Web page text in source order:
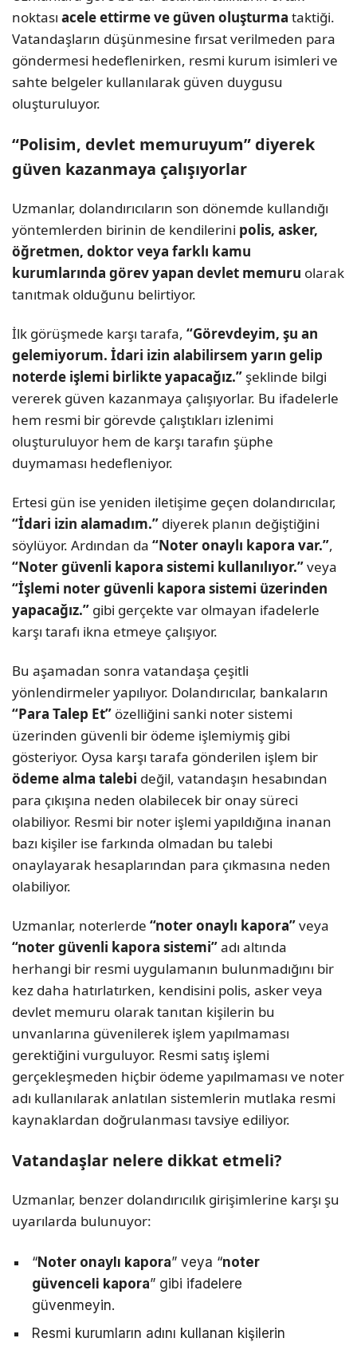
noktası acele ettirme ve güven oluşturma taktiği.
Vatandaşların düşünmesine fırsat verilmeden para
göndermesi hedeflenirken, resmi kurum isimleri ve
sahte belgeler kullanılarak güven duygusu
oluşturuluyor.
“Polisim, devlet memuruyum” diyerek
güven kazanmaya çalışıyorlar
Uzmanlar, dolandırıcıların son dönemde kullandığı
yöntemlerden birinin de kendilerini polis, asker,
öğretmen, doktor veya farklı kamu
kurumlarında görev yapan devlet memuru olarak
tanıtmak olduğunu belirtiyor.
İlk görüşmede karşı tarafa, “Görevdeyim, şu an
gelemiyorum. İdari izin alabilirsem yarın gelip
noterde işlemi birlikte yapacağız.” şeklinde bilgi
vererek güven kazanmaya çalışıyorlar. Bu ifadelerle
hem resmi bir görevde çalıştıkları izlenimi
oluşturuluyor hem de karşı tarafın şüphe
duymaması hedefleniyor.
Ertesi gün ise yeniden iletişime geçen dolandırıcılar,
“İdari izin alamadım.” diyerek planın değiştiğini
söylüyor. Ardından da “Noter onaylı kapora var.”,
“Noter güvenli kapora sistemi kullanılıyor.”veya
“İşlemi noter güvenli kapora sistemi üzerinden
yapacağız.” gibi gerçekte var olmayan ifadelerle
karşı tarafı ikna etmeye çalışıyor.
Bu aşamadan sonra vatandaşa çeşitli
yönlendirmeler yapılıyor. Dolandırıcılar, bankaların
“Para Talep Et” özelliğini sanki noter sistemi
üzerinden güvenli bir ödeme işlemiymiş gibi
gösteriyor. Oysa karşı tarafa gönderilen işlem bir
ödeme alma talebi değil, vatandaşın hesabından
para çıkışına neden olabilecek bir onay süreci
olabiliyor. Resmi bir noter işlemi yapıldığına inanan
bazı kişiler ise farkında olmadan bu talebi
onaylayarak hesaplarından para çıkmasına neden
olabiliyor.
Uzmanlar, noterlerde “noter onaylı kapora”veya
“noter güvenli kapora sistemi”adı altında
herhangi bir resmi uygulamanın bulunmadığını bir
kez daha hatırlatırken, kendisini polis, asker veya
devlet memuru olarak tanıtan kişilerin bu
unvanlarına güvenilerek işlem yapılmaması
gerektiğini vurguluyor. Resmi satış işlemi
gerçekleşmeden hiçbir ödeme yapılmaması ve noter
adı kullanılarak anlatılan sistemlerin mutlaka resmi
kaynaklardan doğrulanması tavsiye ediliyor.
Vatandaşlar nelere dikkat etmeli?
Uzmanlar, benzer dolandırıcılık girişimlerine karşı şu
uyarılarda bulunuyor:
“Noter onaylı kapora” veya “noter
güvenceli kapora” gibi ifadelere
güvenmeyin.
Resmi kurumların adını kullanan kişilerin